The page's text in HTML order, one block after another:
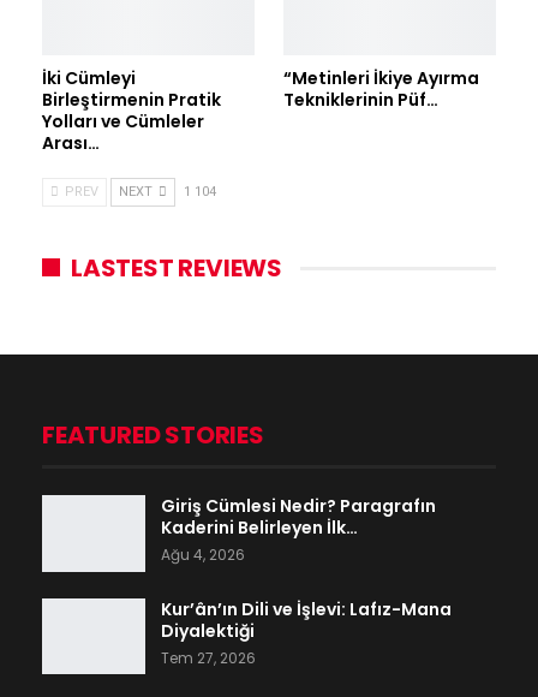
İki Cümleyi
Birleştirmenin Pratik
Yolları ve Cümleler
Arası…
“Metinleri İkiye Ayırma
Tekniklerinin Püf…
PREV NEXT 1 104
LASTEST REVIEWS
FEATURED STORIES
Giriş Cümlesi Nedir? Paragrafın
Kaderini Belirleyen İlk…
Ağu 4, 2026
Kur’ân’ın Dili ve İşlevi: Lafız-Mana
Diyalektiği
Tem 27, 2026